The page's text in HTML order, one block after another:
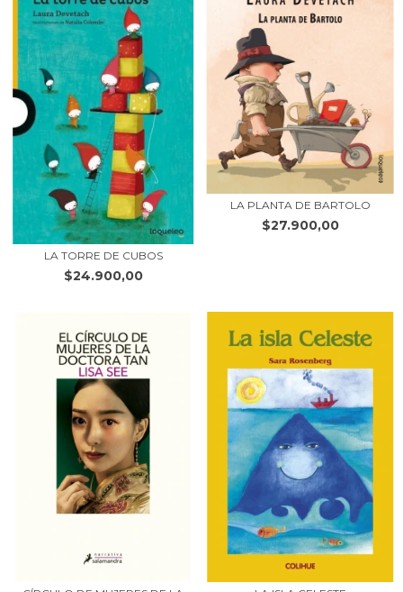
LA TORRE DE CUBOS
$24.900,00
LA PLANTA DE BARTOLO
$27.900,00